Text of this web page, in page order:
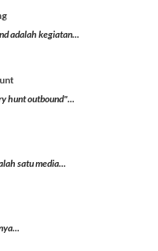
adalah kegiatan...
hunt outbound"...
satu media...